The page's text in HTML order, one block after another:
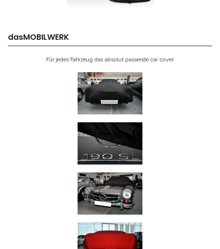
dasMOBILWERK
Für jedes Fahrzeug das absolut passende car cover